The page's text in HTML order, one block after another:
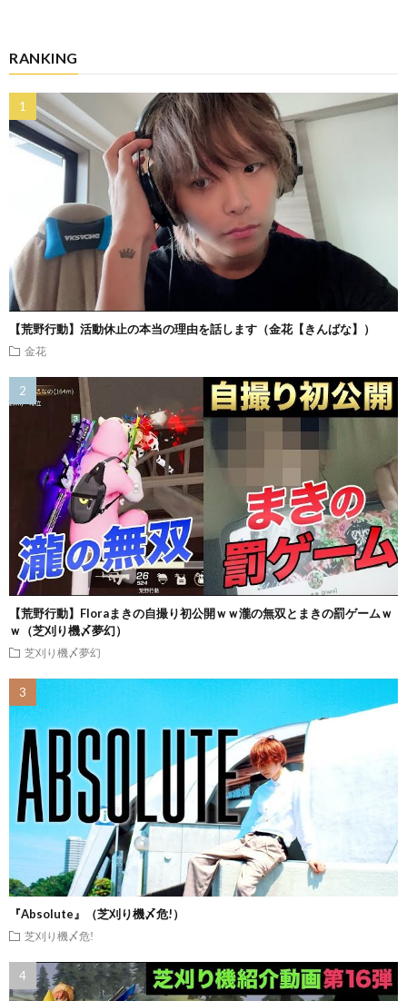
RANKING
【荒野行動】活動休止の本当の理由を話します（金花【きんばな】）
金花
【荒野行動】Floraまきの自撮り初公開ｗｗ瀧の無双とまきの罰ゲームｗ
ｗ（芝刈り機〆夢幻）
芝刈り機〆夢幻
『Absolute』（芝刈り機〆危!）
芝刈り機〆危!